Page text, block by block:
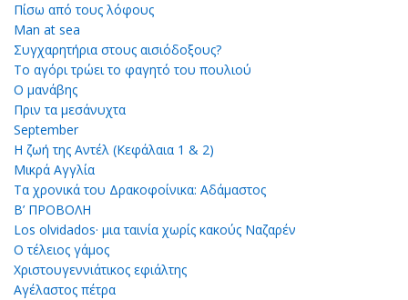
Πίσω από τους λόφους
Man at sea
Συγχαρητήρια στους αισιόδοξους?
Το αγόρι τρώει το φαγητό του πουλιού
Ο μανάβης
Πριν τα μεσάνυχτα
September
Η ζωή της Αντέλ (Κεφάλαια 1 & 2)
Μικρά Αγγλία
Τα χρονικά του Δρακοφοίνικα: Αδάμαστος
Β’ ΠΡΟΒΟΛΗ
Los olvidados· μια ταινία χωρίς κακούς Ναζαρέν
Ο τέλειος γάμος
Χριστουγεννιάτικος εφιάλτης
Αγέλαστος πέτρα